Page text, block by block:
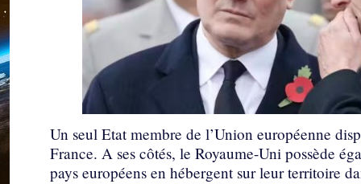
Un seul Etat membre de l’Union européenne
France. A ses côtés, le Royaume-Uni possède
pays européens en hébergent sur leur territoire